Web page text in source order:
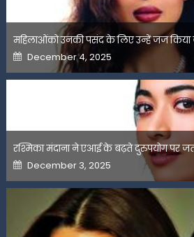
महिलाओंको उनकी पसंद के लिए उन्हें जज किया
Posted
on
December 4, 2025
रश्मिका मंदाना ने एआई के बढ़ते दुरुपयोग पर
Posted
on
December 3, 2025